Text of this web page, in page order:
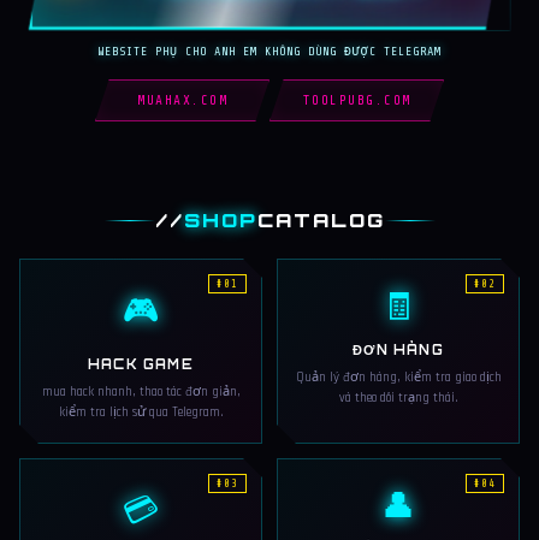
WEBSITE PHỤ CHO ANH EM KHÔNG DÙNG ĐƯỢC TELEGRAM
MUAHAX.COM TOOLPUBG.COM
//SHOPCATALOG
#01
🎮
HACK GAME
mua hack nhanh, thao tác đơn giản,
kiểm tra lịch sử qua Telegram.
#02
🧾
ĐƠN HÀNG
Quản lý đơn hàng, kiểm tra giao dịch
và theo dõi trạng thái.
#03
💳
#04
👤